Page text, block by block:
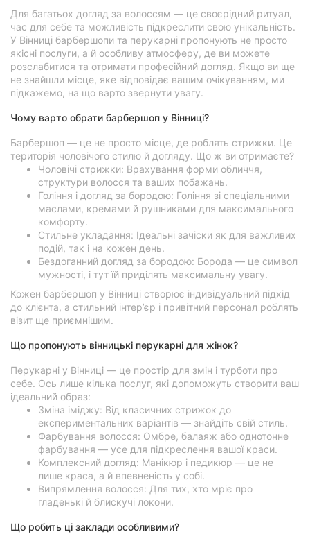
Для багатьох догляд за волоссям — це своєрідний ритуал,
час для себе та можливість підкреслити свою унікальність.
У Вінниці барбершопи та перукарні пропонують не просто
якісні послуги, а й особливу атмосферу, де ви можете
розслабитися та отримати професійний догляд. Якщо ви ще
не знайшли місце, яке відповідає вашим очікуванням, ми
підкажемо, на що варто звернути увагу.
Чому варто обрати барбершоп у Вінниці?
Барбершоп — це не просто місце, де роблять стрижки. Це
територія чоловічого стилю й догляду. Що ж ви отримаєте?
Чоловічі стрижки: Врахування форми обличчя,
структури волосся та ваших побажань.
Гоління і догляд за бородою: Гоління зі спеціальними
маслами, кремами й рушниками для максимального
комфорту.
Стильне укладання: Ідеальні зачіски як для важливих
подій, так і на кожен день.
Бездоганний догляд за бородою: Борода — це символ
мужності, і тут їй приділять максимальну увагу.
Кожен барбершоп у Вінниці створює індивідуальний підхід
до клієнта, а стильний інтер’єр і привітний персонал роблять
візит ще приємнішим.
Що пропонують вінницькі перукарні для жінок?
Перукарні у Вінниці — це простір для змін і турботи про
себе. Ось лише кілька послуг, які допоможуть створити ваш
ідеальний образ:
Зміна іміджу: Від класичних стрижок до
експериментальних варіантів — знайдіть свій стиль.
Фарбування волосся: Омбре, балаяж або однотонне
фарбування — усе для підкреслення вашої краси.
Комплексний догляд: Манікюр і педикюр — це не
лише краса, а й впевненість у собі.
Випрямлення волосся: Для тих, хто мріє про
гладенькі й блискучі локони.
Що робить ці заклади особливими?